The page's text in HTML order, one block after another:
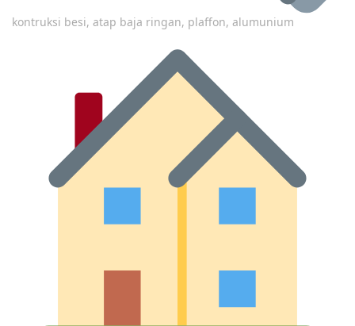
kontruksi besi, atap baja ringan, plaffon, alumunium